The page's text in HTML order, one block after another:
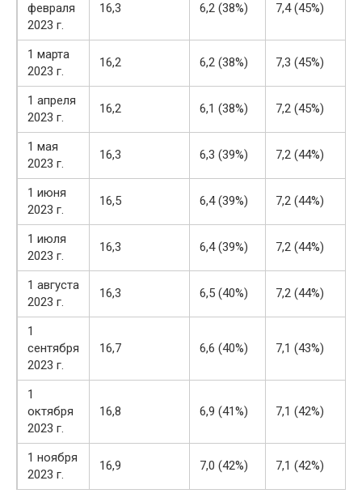
февраля
2023 г.
16,3 6,2 (38%) 7,4 (45%)
1 марта
2023 г.
16,2 6,2 (38%) 7,3 (45%)
1 апреля
2023 г.
16,2 6,1 (38%) 7,2 (45%)
1 мая
2023 г.
16,3 6,3 (39%) 7,2 (44%)
1 июня
2023 г.
16,5 6,4 (39%) 7,2 (44%)
1 июля
2023 г.
16,3 6,4 (39%) 7,2 (44%)
1 августа
2023 г.
16,3 6,5 (40%) 7,2 (44%)
1
сентября
2023 г.
16,7 6,6 (40%) 7,1 (43%)
1
октября
2023 г.
16,8 6,9 (41%) 7,1 (42%)
1 ноября
2023 г.
16,9 7,0 (42%) 7,1 (42%)